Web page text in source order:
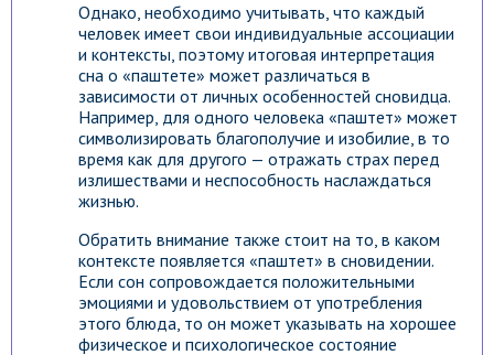
Однако, необходимо учитывать, что каждый
человек имеет свои индивидуальные ассоциации
и контексты, поэтому итоговая интерпретация
сна о «паштете» может различаться в
зависимости от личных особенностей сновидца.
Например, для одного человека «паштет» может
символизировать благополучие и изобилие, в то
время как для другого — отражать страх перед
излишествами и неспособность наслаждаться
жизнью.
Обратить внимание также стоит на то, в каком
контексте появляется «паштет» в сновидении.
Если сон сопровождается положительными
эмоциями и удовольствием от употребления
этого блюда, то он может указывать на хорошее
физическое и психологическое состояние